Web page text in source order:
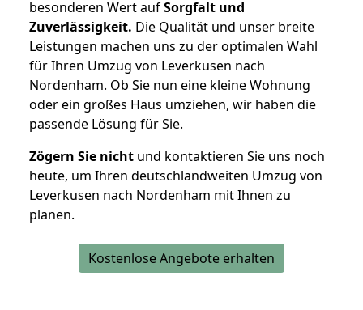
besonderen Wert aufSorgfalt und
Zuverlässigkeit. Die Qualität und unser breite
Leistungen machen uns zu der optimalen Wahl
für Ihren Umzug von Leverkusen nach
Nordenham. Ob Sie nun eine kleine Wohnung
oder ein großes Haus umziehen, wir haben die
passende Lösung für Sie.
Zögern Sie nicht und kontaktieren Sie uns noch
heute, um Ihren deutschlandweiten Umzug von
Leverkusen nach Nordenham mit Ihnen zu
planen.
Kostenlose Angebote erhalten